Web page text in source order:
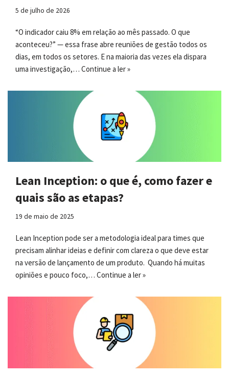
5 de julho de 2026
“O indicador caiu 8% em relação ao mês passado. O que
aconteceu?” — essa frase abre reuniões de gestão todos os
dias, em todos os setores. E na maioria das vezes ela dispara
uma investigação,… Continue a ler »
Lean Inception: o que é, como fazer e
quais são as etapas?
19 de maio de 2025
Lean Inception pode ser a metodologia ideal para times que
precisam alinhar ideias e definir com clareza o que deve estar
na versão de lançamento de um produto. Quando há muitas
opiniões e pouco foco,… Continue a ler »